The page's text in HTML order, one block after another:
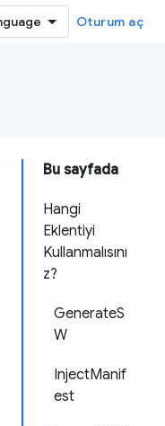
Oturum aç
Bu sayfada
Hangi
Eklentiyi
Kullanmalısını
z?
GenerateS
W
InjectManif
est